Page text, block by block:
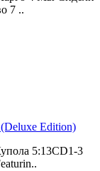
7 ..
Edition)
5:13CD1-3